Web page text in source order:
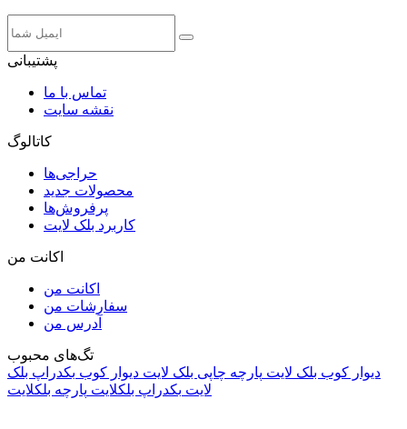
پشتیبانی
تماس با ما
نقشه سایت
کاتالوگ
حراجی‌ها
محصولات جدید
پرفروش‌ها
کاربرد بلک لایت
اکانت من
اکانت من
سفارشات من
آدرس من
تگ‌های محبوب
دیوار کوب بلک لایت پارچه چاپی بلک لایت دیوار کوب بکدراپ بلک
لایت بکدراپ بلکلایت پارچه بلکلایت